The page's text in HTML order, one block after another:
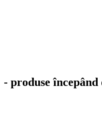
- produse începând